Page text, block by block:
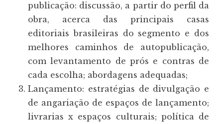
publicação: discussão, a partir do perfil da
obra, acerca das principais casas
editoriais brasileiras do segmento e dos
melhores caminhos de autopublicação,
com levantamento de prós e contras de
cada escolha; abordagens adequadas;
Lançamento: estratégias de divulgação e
de angariação de espaços de lançamento;
livrarias x espaços culturais; política de